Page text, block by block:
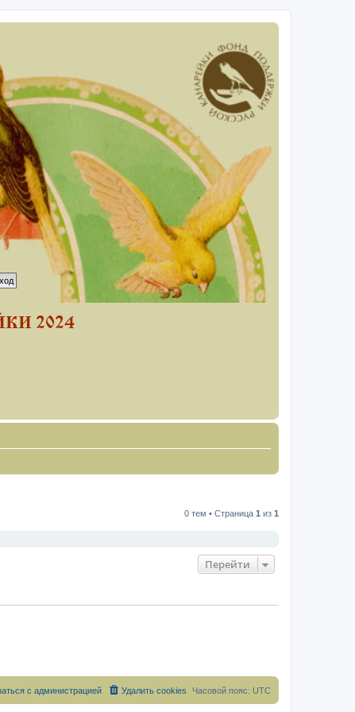
2024
0 тем • Страница 1 из 1
Перейти
Часовой пояс: UTC
Удалить cookies
с администрацией